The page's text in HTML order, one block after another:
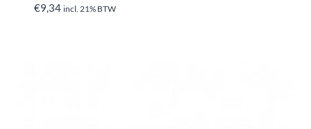
€9,34 incl. 21% BTW